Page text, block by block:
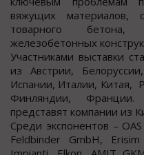
вяжущих материалов,
товарного
железобетонных
Участниками выставки
из Австрии,
Испании, Италии, Китая,
Финляндии, Франции.
представят компании из
Среди экспонентов –
Feldbinder GmbH,